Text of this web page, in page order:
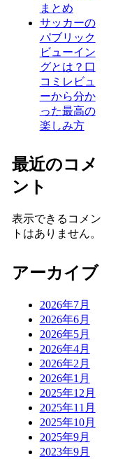
まとめ
サッカーの
パブリック
ビューイン
グとは？口
コミレビュ
ーから分か
った最高の
楽しみ方
最近のコメ
ント
表示できるコメン
トはありません。
アーカイブ
2026年7月
2026年6月
2026年5月
2026年4月
2026年2月
2026年1月
2025年12月
2025年11月
2025年10月
2025年9月
2023年9月